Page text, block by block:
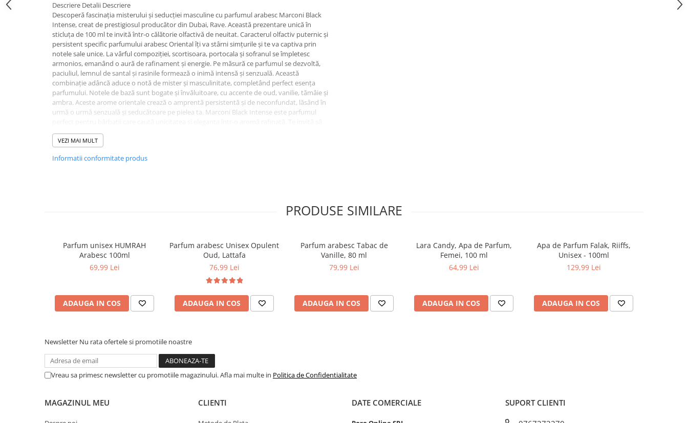
Descriere Detalii Descriere
Descoperă fascinația misterului și seducției masculine cu parfumul arabesc Marconi Black
Intense, creat de prestigiosul producător din Dubai, Rave. Această prezentare unică în
sticluța de 100 ml te invită într-o călătorie olfactivă de neuitat. Caracterul olfactiv puternic și
persistent specific parfumului arabesc Oriental îți va stârni simțurile și te va captiva prin
notele sale unice. La vârful compoziției, scortisoara, portocala și sofranul se împletesc
armonios, emanând o aură de rafinament și energie. Pe măsură ce parfumul se dezvoltă,
paciuliul, lemnul de santal și rasinile formează o inimă intensă și senzuală. Această
combinație adâncă aduce o notă de mister și masculinitate, completând perfect esența
parfumului. Notele de bază sunt bogate și învăluitoare, cu accente de oud, vanilie, tămâie și
ambra. Aceste arome orientale crează o amprentă persistentă și de neconfundat, lăsând în
urmă o urmă senzuală și seducătoare pe pielea ta. Marconi Black Intense este parfumul
explorezi lumea fascinantă a parfumurilor orientale, descoperind misterul și puterea
seducției masculine. Cu Marconi Black Intense, vei atrage admirația și aprecierea celor din
6291107456317
VEZI MAI MULT
Informatii conformitate produs
PRODUSE SIMILARE
Parfum unisex HUMRAH
Arabesc 100ml
69,99 Lei
ADAUGA IN COS
Parfum arabesc Unisex Opulent
Oud, Lattafa
76,99 Lei
ADAUGA IN COS
Parfum arabesc Tabac de
Vanille, 80 ml
79,99 Lei
ADAUGA IN COS
Lara Candy, Apa de Parfum,
Femei, 100 ml
64,99 Lei
ADAUGA IN COS
Apa de Parfum Falak, Riiffs,
Unisex - 100ml
129,99 Lei
ADAUGA IN COS
Newsletter Nu rata ofertele si promotiile noastre
Vreau sa primesc newsletter cu promotiile magazinului. Afla mai multe in Politica de Confidentialitate
MAGAZINUL MEU CLIENTI DATE COMERCIALE SUPORT CLIENTI